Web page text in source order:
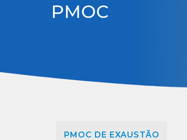
PMOC
PMOC DE EXAUSTÃO